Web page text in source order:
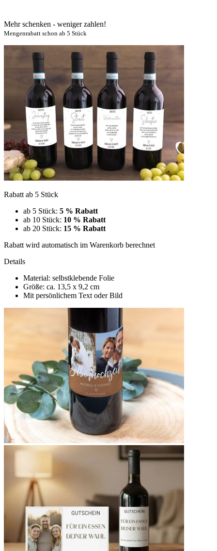
Mehr schenken - weniger zahlen!
Mengenrabatt schon ab 5 Stück
Rabatt ab 5 Stück
ab 5 Stück: 5 % Rabatt
ab 10 Stück: 10 % Rabatt
ab 20 Stück: 15 % Rabatt
Rabatt wird automatisch im Warenkorb berechnet
Details
Material: selbstklebende Folie
Größe: ca. 13,5 x 9,2 cm
Mit persönlichem Text oder Bild